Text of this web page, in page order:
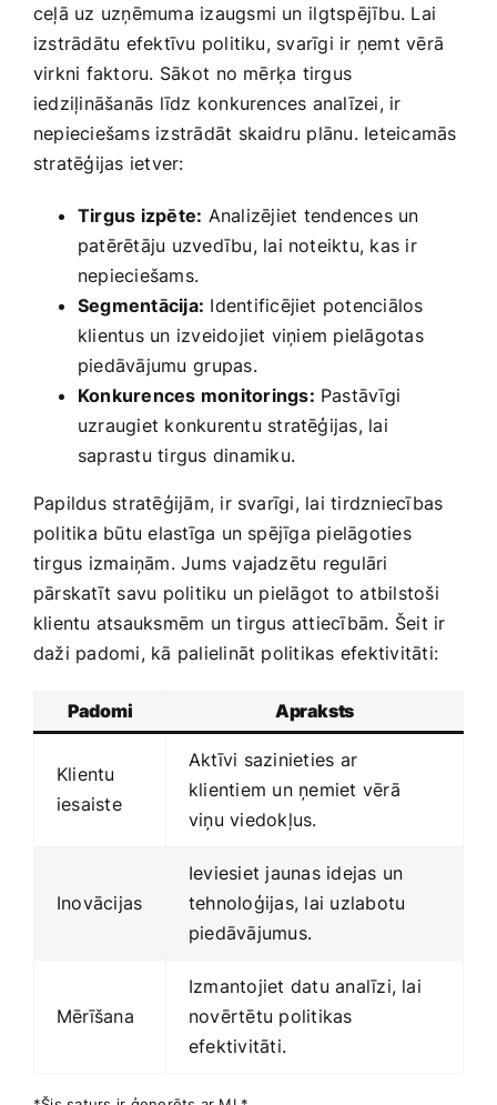
ceļā uz uzņēmuma izaugsmi un⁤ ilgtspējību. Lai
izstrādātu efektīvu politiku, svarīgi ‍ir ​ņemt vērā
virkni faktoru. Sākot ⁢no mērķa ‌tirgus
iedziļināšanās līdz konkurences analīzei, ir
nepieciešams izstrādāt skaidru plānu. Ieteicamās
stratēģijas ietver:
Tirgus izpēte: Analizējiet⁣ tendences un
patērētāju uzvedību, lai noteiktu, kas ir
nepieciešams.
Segmentācija: ​Identificējiet potenciālos
klientus​ un izveidojiet ‌viņiem pielāgotas
piedāvājumu ⁢grupas.
Konkurences monitorings: Pastāvīgi
uzraugiet konkurentu stratēģijas, lai
saprastu tirgus dinamiku.
Papildus stratēģijām, ir ‍svarīgi, lai tirdzniecības
politika būtu elastīga un spējīga pielāgoties
tirgus izmaiņām. Jums vajadzētu regulāri
pārskatīt savu politiku un pielāgot to atbilstoši
klientu atsauksmēm un tirgus attiecībām. Šeit ir
daži padomi, kā palielināt politikas efektivitāti:
Padomi Apraksts
Klientu
iesaiste
Aktīvi sazinieties ar‍
klientiem un​ ņemiet vērā
viņu viedokļus.
Inovācijas
Ieviesiet jaunas idejas un
tehnoloģijas, lai uzlabotu​
piedāvājumus.
Mērīšana
Izmantojiet datu analīzi, lai
novērtētu politikas
efektivitāti.